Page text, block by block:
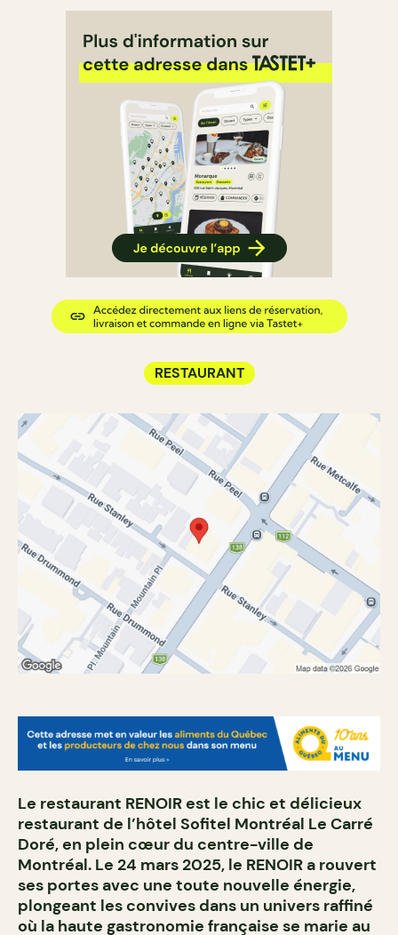
RESTAURANT
Le restaurant RENOIR est le chic et délicieux
restaurant de l’hôtel Sofitel Montréal Le Carré
Doré, en plein cœur du centre-ville de
Montréal. Le 24 mars 2025, le RENOIR a rouvert
ses portes avec une toute nouvelle énergie,
plongeant les convives dans un univers raffiné
où la haute gastronomie française se marie au